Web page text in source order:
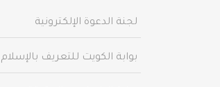
لجنة الدعوة الإلكترونية
بوابة الكويت للتعريف بالإسلام